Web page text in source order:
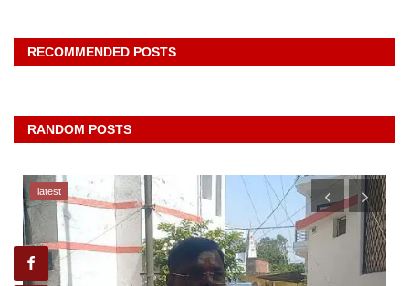
RECOMMENDED POSTS
RANDOM POSTS
latest